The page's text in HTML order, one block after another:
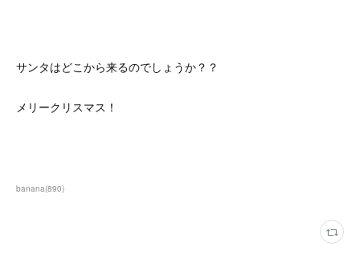
サンタはどこから来るのでしょうか？？
メリークリスマス！
banana(890)